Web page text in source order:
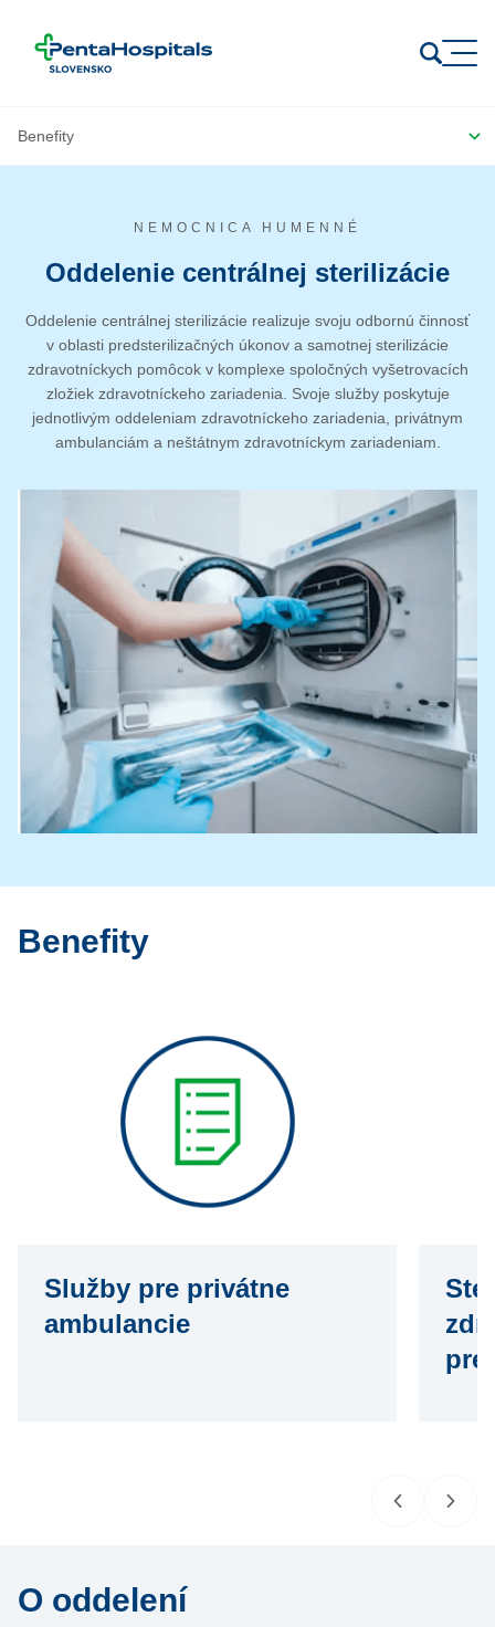
NEMOCNICA HUMENNÉ
Oddelenie centrálnej sterilizácie
Oddelenie centrálnej sterilizácie realizuje svoju odbornú činnosť
v oblasti predsterilizačných úkonov a samotnej sterilizácie
zdravotníckych pomôcok v komplexe spoločných vyšetrovacích
zložiek zdravotníckeho zariadenia. Svoje služby poskytuje
jednotlivým oddeleniam zdravotníckeho zariadenia, privátnym
ambulanciám a neštátnym zdravotníckym zariadeniam.
Benefity
Služby pre privátne
ambulancie
pre
O oddelení